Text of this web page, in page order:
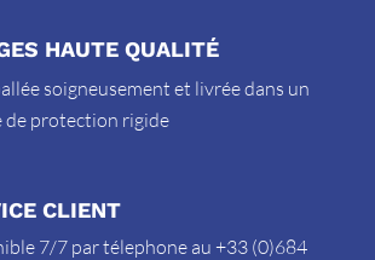
HAUTE QUALITÉ
soigneusement et livrée dans un
de protection rigide
CLIENT
7/7 par télephone au +33 (0)684